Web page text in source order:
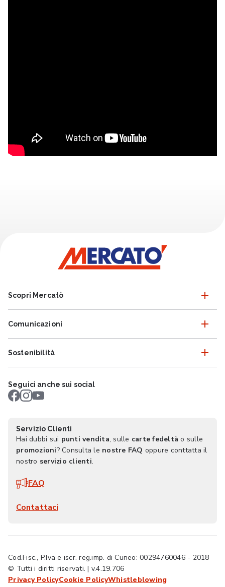
Scopri Mercatò
Comunicazioni
Sostenibilità
Seguici anche sui social
Servizio Clienti
Hai dubbi sui punti vendita, sulle carte fedeltà o sulle
promozioni? Consulta le nostre FAQ oppure conttatta il
nostro servizio clienti.
FAQ
Contattaci
Cod.Fisc., P.Iva e iscr. reg.imp. di Cuneo: 00294760046 - 2018
© Tutti i diritti riservati. | v.4.19.706
Privacy PolicyCookie PolicyWhistleblowing